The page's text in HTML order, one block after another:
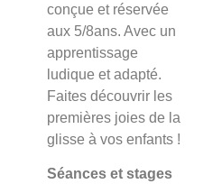
conçue et réservée
aux 5/8ans. Avec un
apprentissage
ludique et adapté.
Faites découvrir les
premières joies de la
glisse à vos enfants !
Séances et stages